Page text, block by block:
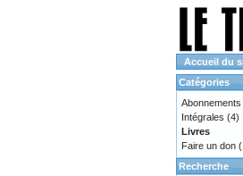
Accueil du
Catégories
Abonnements
Intégrales (4)
Livres
Faire un don
Recherche